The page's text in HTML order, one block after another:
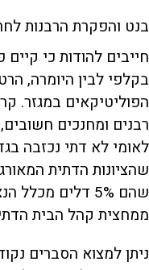
בנט והפקרת הרבנות
חייבים להודות כי
בקלפי לבין היומרה,
הפוליטיקאים במגזר.
רבנים ומחנכים
לאומי לא דתי נכזבה
שהציונות הדתית
שהם 5% דלים
ממחצית קהל הבית
ניתן למצוא הסברים